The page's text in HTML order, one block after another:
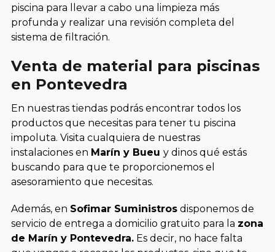
piscina para llevar a cabo una limpieza más
profunda y realizar una revisión completa del
sistema de filtración.
Venta de material para piscinas
en Pontevedra
En nuestras tiendas podrás encontrar todos los
productos que necesitas para tener tu piscina
impoluta. Visita cualquiera de nuestras
instalaciones en Marín y Bueu y dinos qué estás
buscando para que te proporcionemos el
asesoramiento que necesitas.
Además, en Sofimar Suministrosdisponemos de
servicio de entrega a domicilio gratuito para la zona
de Marín y Pontevedra.Es decir, no hace falta